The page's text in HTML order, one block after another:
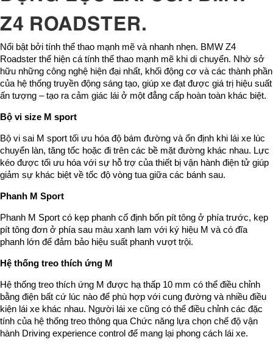
Z4 ROADSTER.
Nổi bật bởi tính thể thao mạnh mẽ và nhanh nhẹn. BMW Z4
Roadster thể hiện cá tính thể thao mạnh mẽ khi di chuyển. Nhờ sở
hữu những công nghệ hiện đại nhất, khối động cơ và các thành phần
của hệ thống truyền động sáng tạo, giúp xe đạt được giá trị hiệu suất
ấn tượng – tạo ra cảm giác lái ở một đẳng cấp hoàn toàn khác biệt.
Bộ vi size M sport
Bộ vi sai M sport tối ưu hóa độ bám đường và ổn định khi lái xe lúc
chuyển làn, tăng tốc hoặc đi trên các bề mặt đường khác nhau. Lực
kéo được tối ưu hóa với sự hỗ trợ của thiết bị vận hành điện tử giúp
giảm sự khác biệt về tốc độ vòng tua giữa các bánh sau.
Phanh M Sport
Phanh M Sport có kẹp phanh cố định bốn pít tông ở phía trước, kẹp
pít tông đơn ở phía sau màu xanh lam với ký hiệu M và có đĩa
phanh lớn để đảm bảo hiệu suất phanh vượt trội.
Hệ thống treo thích ứng M
Hệ thống treo thích ứng M được hạ thấp 10 mm có thể điều chỉnh
bằng điện bất cứ lúc nào để phù hợp với cung đường và nhiều điều
kiện lái xe khác nhau. Người lái xe cũng có thể điều chỉnh các đặc
tính của hệ thống treo thông qua Chức năng lựa chọn chế độ vận
hành Driving experience control để mang lại phong cách lái xe.